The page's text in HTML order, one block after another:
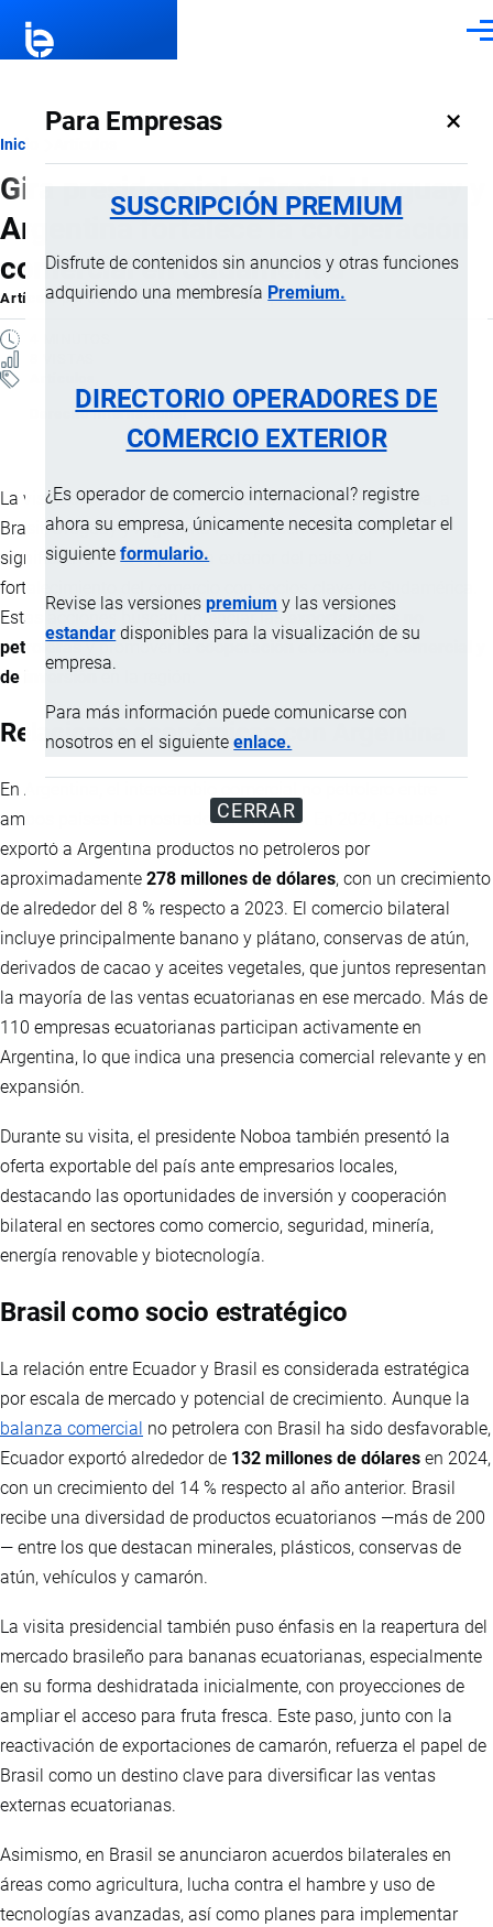
Para Empresas ×
SUSCRIPCIÓN PREMIUM
Disfrute de contenidos sin anuncios y otras funciones
adquiriendo una membresía Premium.
DIRECTORIO OPERADORES DE
COMERCIO EXTERIOR
¿Es operador de comercio internacional? registre
ahora su empresa, únicamente necesita completar el
siguienteformulario.
Revise las versionespremium y las versiones
estandar disponibles para la visualización de su
empresa.
Para más información puede comunicarse con
nosotros en el siguienteenlace.
CERRAR
Ruta
de
navegación
Inicio
Gira presidencial a Brasil, Uruguay y
Argentina fortalece la cooperación
comercial en Sudamérica
ArtículoporJaime Mise, 15 Diciembre, 2025
Derecho Internacional
La visita oficial del presidente de Ecuador,Daniel Noboa
Brasil, Uruguay y Argentina ha representado un avance
significativo para la política exterior del país y el
fortalecimiento del comercio con socios clave de Sudamérica.
Estas acciones buscan potenciar las
petrolerasy promover la
cooperación económica, comercial y
de inversión
Relaciones económicas con Argentina
En Argentina, el intercambio comercial no petrolero entre
ambos países ha mostrado dinamismo. En 2024, Ecuador
exportó a Argentina productos no petroleros por
aproximadamente 278 millones de dólares, con un crecimiento
de alrededor del 8 % respecto a 2023. El comercio bilateral
incluye principalmente banano y plátano, conservas de atún,
derivados de cacao y aceites vegetales, que juntos representan
la mayoría de las ventas ecuatorianas en ese mercado. Más de
110 empresas ecuatorianas participan activamente en
Argentina, lo que indica una presencia comercial relevante y en
expansión.
Durante su visita, el presidente Noboa también presentó la
oferta exportable del país ante empresarios locales,
destacando las oportunidades de inversión y cooperación
bilateral en sectores como comercio, seguridad, minería,
energía renovable y biotecnología.
Brasil como socio estratégico
La relación entre Ecuador y Brasil es considerada estratégica
por escala de mercado y potencial de crecimiento. Aunque la
balanza comercial no petrolera con Brasil ha sido desfavorable,
Ecuador exportó alrededor de 132 millones de dólares en 2024,
con un crecimiento del 14 % respecto al año anterior. Brasil
recibe una diversidad de productos ecuatorianos —más de 200
— entre los que destacan minerales, plásticos, conservas de
atún, vehículos y camarón.
La visita presidencial también puso énfasis en la reapertura del
mercado brasileño para bananas ecuatorianas, especialmente
en su forma deshidratada inicialmente, con proyecciones de
ampliar el acceso para fruta fresca. Este paso, junto con la
reactivación de exportaciones de camarón, refuerza el papel de
Brasil como un destino clave para diversificar las ventas
externas ecuatorianas.
Asimismo, en Brasil se anunciaron acuerdos bilaterales en
áreas como agricultura, lucha contra el hambre y uso de
tecnologías avanzadas, así como planes para implementar